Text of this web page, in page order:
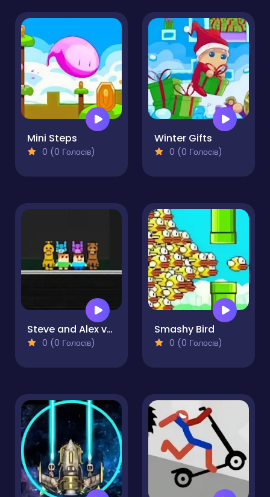
Mini Steps
0 (0 Голосів)
Winter Gifts
0 (0 Голосів)
Steve and Alex vs Fnaf
0 (0 Голосів)
Smashy Bird
0 (0 Голосів)